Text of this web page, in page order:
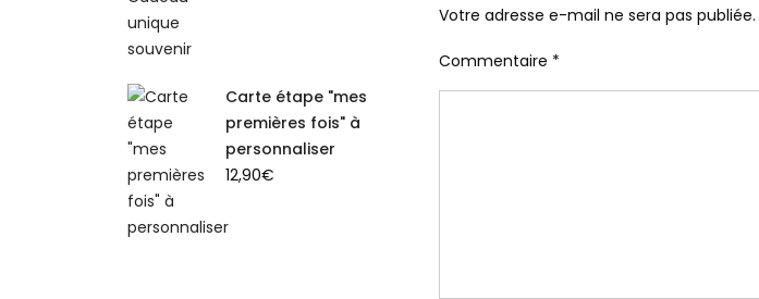
Votre adresse e-mail ne sera pas publiée.
Commentaire *
Carte étape "mes
premières fois" à
personnaliser
12,90€